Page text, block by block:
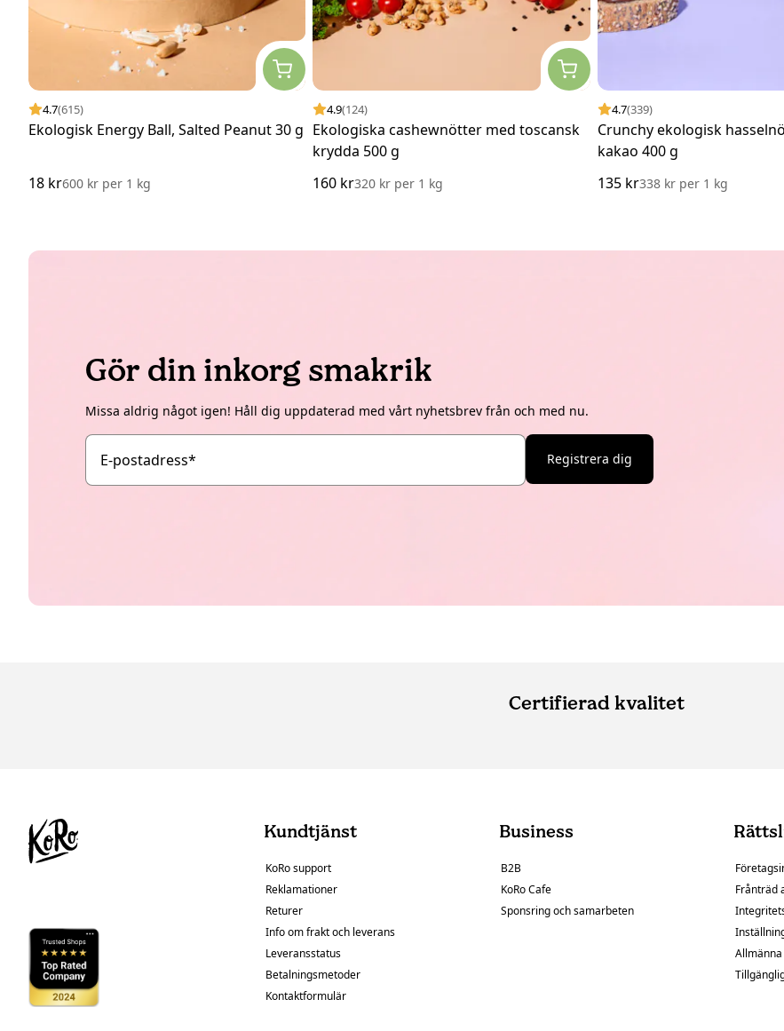
4.7(615)
Ekologisk Energy Ball, Salted Peanut 30 g
18 kr600 kr per 1 kg
4.9(124)
Ekologiska cashewnötter med toscansk
krydda 500 g
160 kr320 kr per 1 kg
4.7(339)
Crunchy ekologisk
kakao 400 g
135 kr338 kr per1 kg
Gör din inkorg smakrik
Missa aldrig något igen! Håll dig uppdaterad med vårt nyhetsbrev från och med nu.
E-postadress* Registrera dig
Certifierad kvalitet
Kundtjänst
KoRo support
Reklamationer
Returer
Info om frakt och leverans
Leveransstatus
Betalningsmetoder
Kontaktformulär
Business
B2B
KoRo Cafe
Sponsring och samarbeten
Frånträd